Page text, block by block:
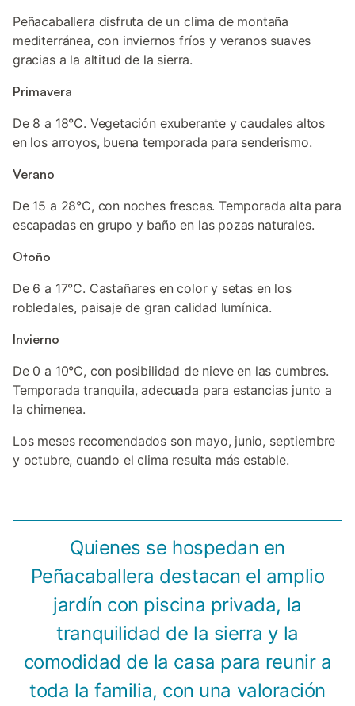
Peñacaballera disfruta de un clima de montaña
mediterránea, con inviernos fríos y veranos suaves
gracias a la altitud de la sierra.
Primavera
De 8 a 18°C. Vegetación exuberante y caudales altos
en los arroyos, buena temporada para senderismo.
Verano
De 15 a 28°C, con noches frescas. Temporada alta para
escapadas en grupo y baño en las pozas naturales.
Otoño
De 6 a 17°C. Castañares en color y setas en los
robledales, paisaje de gran calidad lumínica.
Invierno
De 0 a 10°C, con posibilidad de nieve en las cumbres.
Temporada tranquila, adecuada para estancias junto a
la chimenea.
Los meses recomendados son mayo, junio, septiembre
y octubre, cuando el clima resulta más estable.
Quienes se hospedan en
Peñacaballera destacan el amplio
jardín con piscina privada, la
tranquilidad de la sierra y la
comodidad de la casa para reunir a
toda la familia, con una valoración